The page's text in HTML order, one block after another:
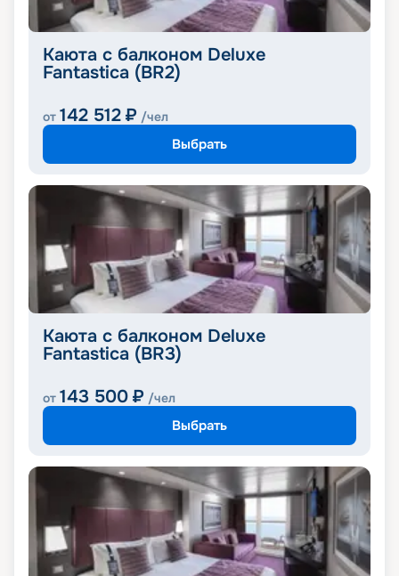
Каюта с балконом Deluxe
Fantastica (BR2)
от 142 512 ₽ /чел
Выбрать
Каюта с балконом Deluxe
Fantastica (BR3)
от 143 500 ₽ /чел
Выбрать